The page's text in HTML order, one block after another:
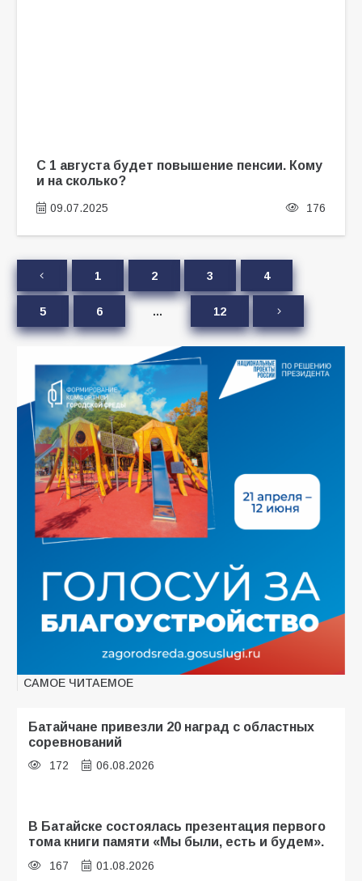
С 1 августа будет повышение пенсии. Кому
и на сколько?
09.07.2025 176
1 2 3 4
5 6 … 12
САМОЕ ЧИТАЕМОЕ
Батайчане привезли 20 наград с областных
соревнований
172 06.08.2026
В Батайске состоялась презентация первого
тома книги памяти «Мы были, есть и будем».
167 01.08.2026